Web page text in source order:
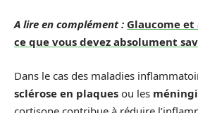
A lire en complément : Glaucome
ce que vous devez absolument
Dans le cas des maladies
sclérose en plaques ou les